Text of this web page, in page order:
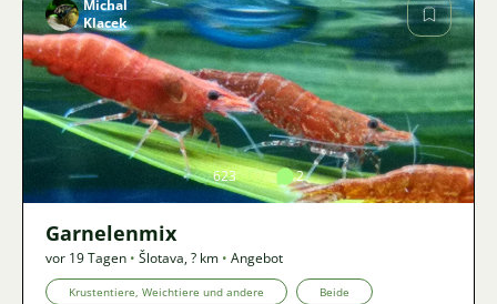
Bild
Michal
Klacek
623 2
Garnelenmix
vor 19 Tagen • Šlotava,? km • Angebot
Krustentiere, Weichtiere und andere Beide